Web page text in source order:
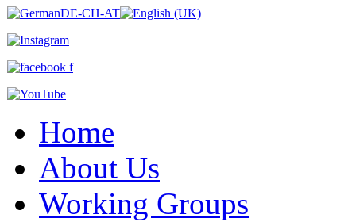
Home
About Us
Working Groups